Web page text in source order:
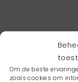
Om de beste
zoals cookies om